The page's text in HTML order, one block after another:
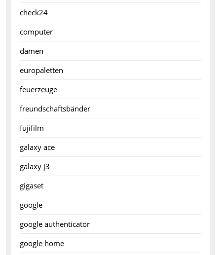
check24
computer
damen
europaletten
feuerzeuge
freundschaftsbänder
fujifilm
galaxy ace
galaxy j3
gigaset
google
google authenticator
google home